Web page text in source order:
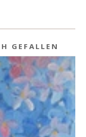
GEFALLEN